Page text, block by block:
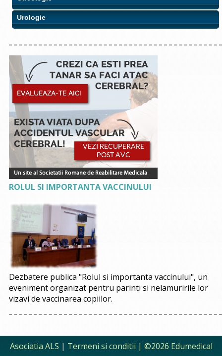
Urologie
ROLUL SI IMPORTANTA VACCINULUI
Dezbatere publica "Rolul si importanta vaccinului", un
eveniment organizat pentru parinti si nelamuririle lor
vizavi de vaccinarea copiilor.
Asociatia ALS | Termeni si conditii | ©2026 Edumedical